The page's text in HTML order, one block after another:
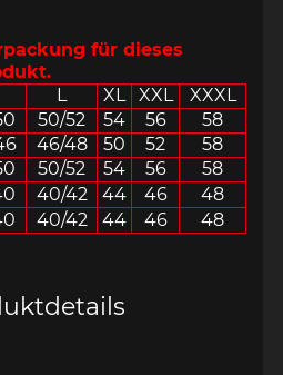
für dieses
L XL XXL
XXXL
50/52 54 56
58
46/48 50 52
58
50/52 54 56
58
40/42 44 46
48
40/42 44 46 48